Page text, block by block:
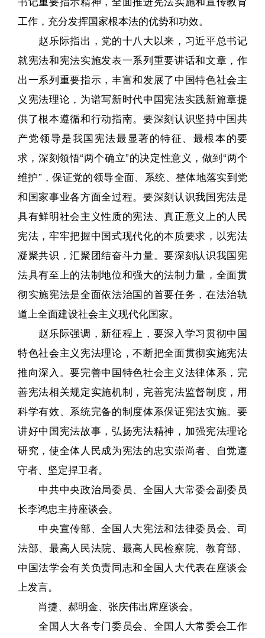
工作，充分发挥国家根本法的优势和功效。
赵乐际指出，党的十八大以来，习近平总书记
就宪法和宪法实施发表一系列重要讲话和文章，作
出一系列重要指示，丰富和发展了中国特色社会主
义宪法理论，为谱写新时代中国宪法实践新篇章提
供了根本遵循和行动指南。要深刻认识坚持中国共
产党领导是我国宪法最显著的特征、最根本的要
求，深刻领悟“两个确立”的决定性意义，做到“两个
维护”，保证党的领导全面、系统、整体地落实到党
和国家事业各方面全过程。要深刻认识我国宪法是
具有鲜明社会主义性质的宪法、真正意义上的人民
宪法，牢牢把握中国式现代化的本质要求，以宪法
凝聚共识，汇聚团结奋斗力量。要深刻认识我国宪
法具有至上的法制地位和强大的法制力量，全面贯
彻实施宪法是全面依法治国的首要任务，在法治轨
道上全面建设社会主义现代化国家。
赵乐际强调，新征程上，要深入学习贯彻中国
特色社会主义宪法理论，不断把全面贯彻实施宪法
推向深入。要完善中国特色社会主义法律体系，完
善宪法相关规定实施机制，完善宪法监督制度，用
科学有效、系统完备的制度体系保证宪法实施。要
讲好中国宪法故事，弘扬宪法精神，加强宪法理论
研究，使全体人民成为宪法的忠实崇尚者、自觉遵
守者、坚定捍卫者。
中共中央政治局委员、全国人大常委会副委员
长李鸿忠主持座谈会。
中央宣传部、全国人大宪法和法律委员会、司
法部、最高人民法院、最高人民检察院、教育部、
中国法学会有关负责同志和全国人大代表在座谈会
上发言。
肖捷、郝明金、张庆伟出席座谈会。
全国人大各专门委员会、全国人大常委会工作